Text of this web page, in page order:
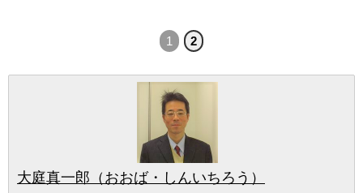
1 2
大庭真一郎（おおば・しんいちろう）